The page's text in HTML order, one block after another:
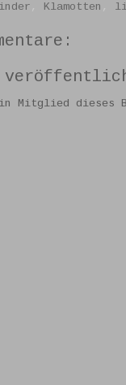
, Klamotten ,
Mitglied dieses